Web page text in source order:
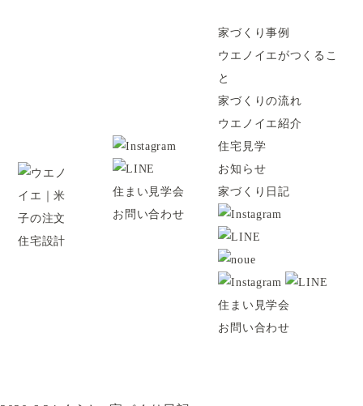
住まい見学会
お問い合わせ
家づくり事例
ウエノイエがつくるこ
と
家づくりの流れ
ウエノイエ紹介
住宅見学
お知らせ
家づくり日記
住まい見学会
お問い合わせ